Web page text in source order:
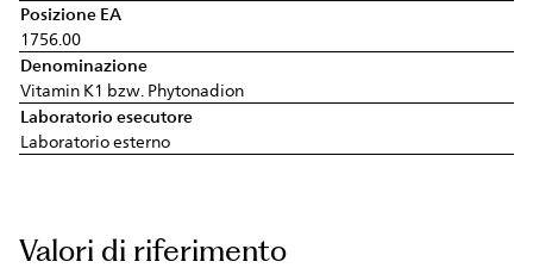
Posizione EA
1756.00
Denominazione
Vitamin K1 bzw. Phytonadion
Laboratorio esecutore
Laboratorio esterno
Valori di riferimento